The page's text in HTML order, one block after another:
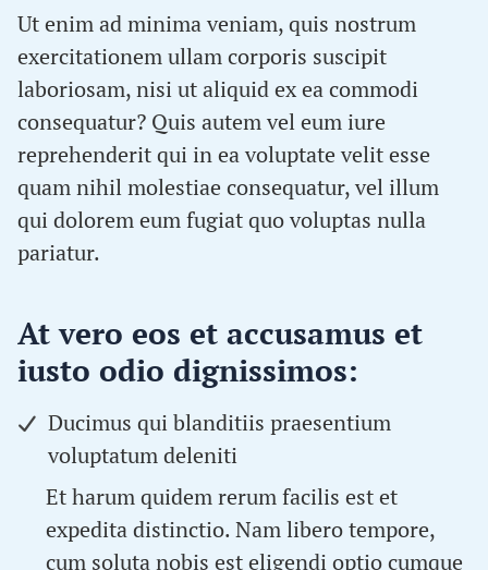
Ut enim ad minima veniam, quis nostrum
exercitationem ullam corporis suscipit
laboriosam, nisi ut aliquid ex ea commodi
consequatur? Quis autem vel eum iure
reprehenderit qui in ea voluptate velit esse
quam nihil molestiae consequatur, vel illum
qui dolorem eum fugiat quo voluptas nulla
pariatur.
At vero eos et accusamus et
iusto odio dignissimos:
Ducimus qui blanditiis praesentium
voluptatum deleniti
Et harum quidem rerum facilis est et
expedita distinctio. Nam libero tempore,
cum soluta nobis est eligendi optio cumque